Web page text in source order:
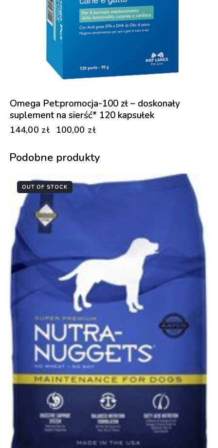
Omega Pet:promocja-100 zł – doskonały
suplement na sierść* 120 kapsułek
144,00 zł 100,00 zł
Podobne produkty
OUT OF STOCK